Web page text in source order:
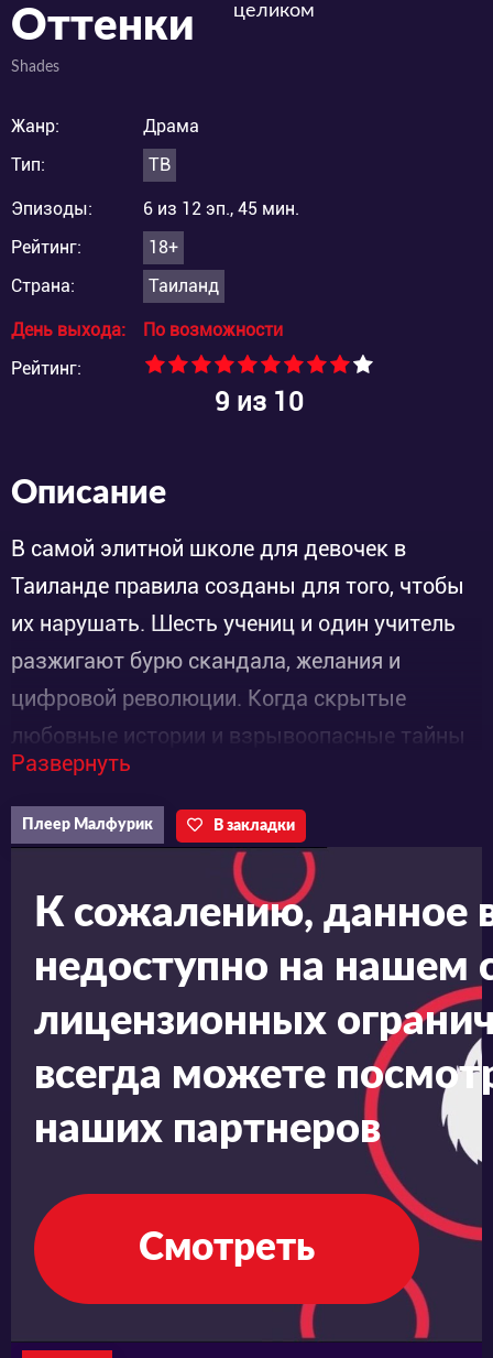
целиком
Оттенки
Shades
Жанр:
Драма
Тип:
ТВ
Эпизоды:
6 из 12 эп., 45 мин.
Рейтинг:
18+
Страна:
Таиланд
День выхода:
По возможности
Рейтинг:
9 из 10
Описание
В самой элитной школе для девочек в
Таиланде правила созданы для того, чтобы
их нарушать. Шесть учениц и один учитель
разжигают бурю скандала, желания и
цифровой революции. Когда скрытые
любовные истории и взрывоопасные тайны
сталкиваются, они разрушат миф о хорошей
девочке и переопределят, что значит
взрослеть в эпоху вирусных видео и
Развернуть
Плеер Малфурик В закладки
К сожалению, данное
недоступно на нашем
лицензионных
всегда можете
наших партнеров
Смотреть